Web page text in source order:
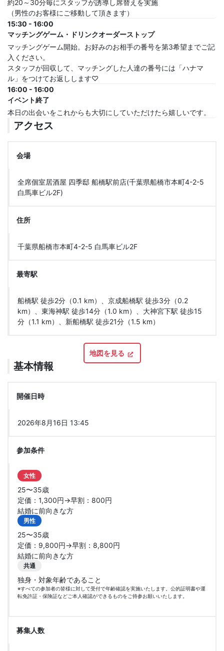
約20～30分毎にスタッフが誘導し席替えを実施
（男性のお客様にご移動して頂きます）
15:30 - 16:00
マッチングゲーム・ドリンクオーダーストップ
マッチングゲーム開始。お好みのお相手の番号を第3希望までご記
入ください。
スタッフが回収して、マッチングした人達の番号には「ハナマ
ル」をつけてお返しします♡
16:00 - 16:00
イベント終了
本日の出会いをこれからも大切にしていただけたら嬉しいです。
アクセス
会場
全席個室居酒屋 四季邸 船橋駅前店(千葉県船橋市本町4-2-5
白馬車ビル2F)
住所
千葉県船橋市本町4-2-5 白馬車ビル2F
最寄駅
船橋駅 徒歩2分（0.1 km）、京成船橋駅 徒歩3分（0.2
km）、東海神駅 徒歩14分（1.0 km）、大神宮下駅 徒歩15
分（1.1 km）、新船橋駅 徒歩21分（1.5 km）
地図を見る
基本情報
開催日時
2026年8月16日 13:45
参加条件
女性
25〜35歳
定価：1,300円→早割：800円
結婚に前向きな方
男性
25〜35歳
定価：9,800円→早割：8,800円
結婚に前向きな方
共通
独身・対象年齢であること
※すべての参加者の皆様に対して受付で年齢確認を実施いたします。公的証明書や運
転免許証・保険証などご本人確認ができるものをご持参お願いいたします。
募集人数